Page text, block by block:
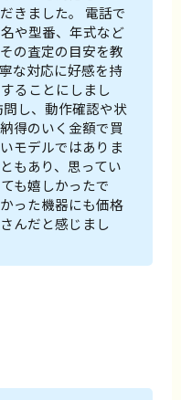
きました。 電話で
や型番、年式など
の査定の目安を教
な対応に好感を持
ることにしまし
し、動作確認や状
得のいく金額で買
モデルではありま
もあり、思ってい
も嬉しかったで
った機器にも価格
んだと感じまし